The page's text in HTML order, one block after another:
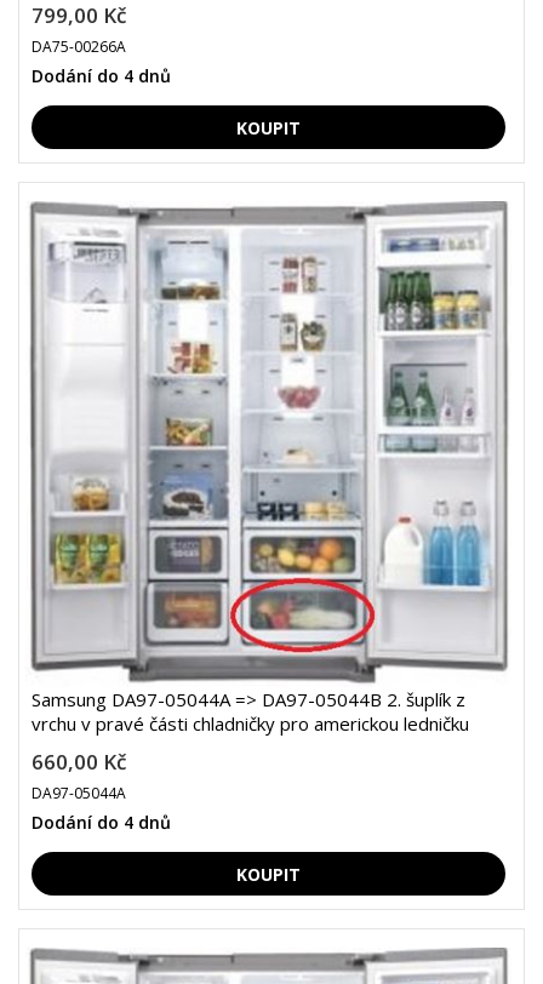
799,00 Kč
DA75-00266A
Dodání do 4 dnů
Samsung DA97-05044A => DA97-05044B 2. šuplík z
vrchu v pravé části chladničky pro americkou ledničku
660,00 Kč
DA97-05044A
Dodání do 4 dnů